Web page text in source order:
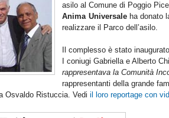
asilo al Comune di Poggio
Anima Universale ha donato
realizzare il Parco dell’asilo.
Il complesso è stato
I coniugi Gabriella e Alberto
rappresentava la Comunità
rappresentanti della grande
Osvaldo Ristuccia. Vedi il loro reportage con